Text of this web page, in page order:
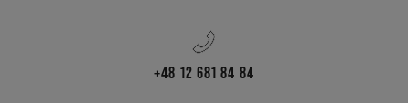
+48 12 681 84 84